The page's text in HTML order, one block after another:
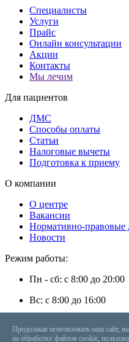
Специалисты
Услуги
Прайс
Онлайн консультации
Акции
Контакты
Мы лечим
Для пациентов
ДМС
Способы оплаты
Статьи
Налоговые вычеты
Подготовка к приему
О компании
О центре
Вакансии
Нормативно-правовые
Новости
Режим работы:
Пн - сб: с 8:00 до 20:00
Вс: с 8:00 до 16:00
Продолжая использовать наш сайт, вы
на обработку файлов cookie,